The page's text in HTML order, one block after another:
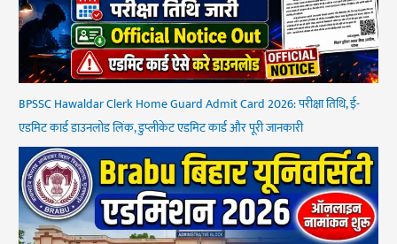
BPSSC Hawaldar Clerk Home Guard Admit Card 2026: परीक्षा तिथि, ई-
एडमिट कार्ड डाउनलोड लिंक, डुप्लीकेट एडमिट कार्ड और पूरी जानकारी